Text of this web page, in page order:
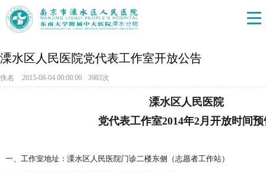
溧水区人民医院党代表工作室开放公告
佚名 2015-08-04 00:00:00 3983次
溧水区人民医院
党代表工作室2014年2月开放时间预
一、工作室地址：溧水区人民医院门诊二楼东侧（志愿者工作站）